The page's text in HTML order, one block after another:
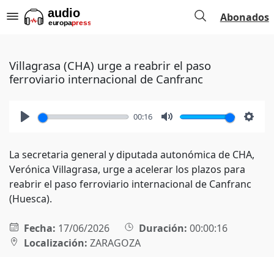
Abonados
Villagrasa (CHA) urge a reabrir el paso
ferroviario internacional de Canfranc
00:16
La secretaria general y diputada autonómica de CHA,
Verónica Villagrasa, urge a acelerar los plazos para
reabrir el paso ferroviario internacional de Canfranc
(Huesca).
Fecha: 17/06/2026 Duración: 00:00:16
Localización: ZARAGOZA